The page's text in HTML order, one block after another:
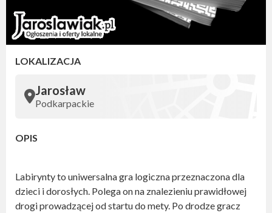
LOKALIZACJA
Jarosław
Podkarpackie
OPIS
Labirynty to uniwersalna gra logiczna przeznaczona dla
dzieci i dorosłych. Polega on na znalezieniu prawidłowej
drogi prowadzącej od startu do mety. Po drodze gracz